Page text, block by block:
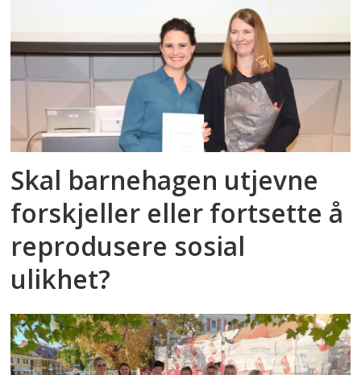
Skal barnehagen utjevne
forskjeller eller fortsette å
reprodusere sosial
ulikhet?